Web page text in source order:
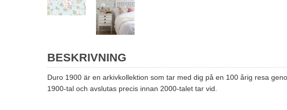
BESKRIVNING
Duro 1900 är en arkivkollektion som tar med dig på en 100 årig resa
1900-tal och avslutas precis innan 2000-talet tar vid.